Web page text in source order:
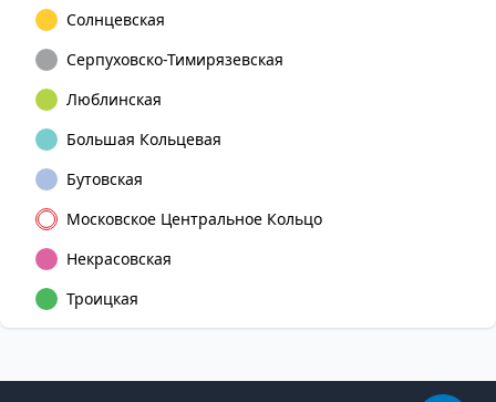
Солнцевская
Серпуховско-Тимирязевская
Люблинская
Большая Кольцевая
Бутовская
Московское Центральное Кольцо
Некрасовская
Троицкая